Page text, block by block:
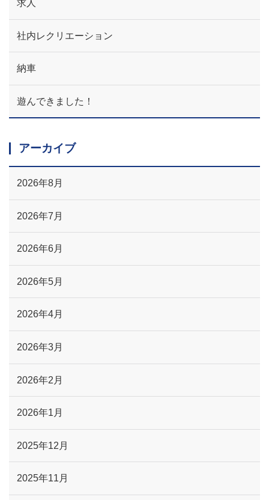
求人
社内レクリエーション
納車
遊んできました！
アーカイブ
2026年8月
2026年7月
2026年6月
2026年5月
2026年4月
2026年3月
2026年2月
2026年1月
2025年12月
2025年11月